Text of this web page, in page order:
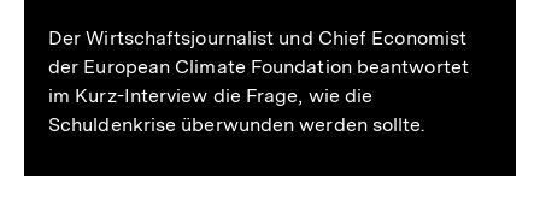
Der Wirtschaftsjournalist und Chief Economist
der European Climate Foundation beantwortet
im Kurz-Interview die Frage, wie die
Schuldenkrise überwunden werden sollte.